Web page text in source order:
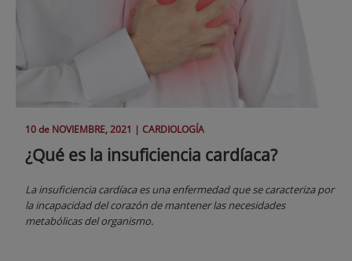
10 de NOVIEMBRE, 2021 | CARDIOLOGÍA
¿Qué es la insuficiencia cardíaca?
La insuficiencia cardíaca es una enfermedad que se caracteriza por
la incapacidad del corazón de mantener las necesidades
metabólicas del organismo.